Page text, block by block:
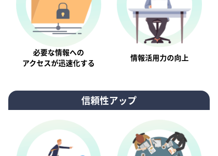
必要な情報への
アクセスが迅速化する
情報活⽤⼒の向上
信頼性アップ